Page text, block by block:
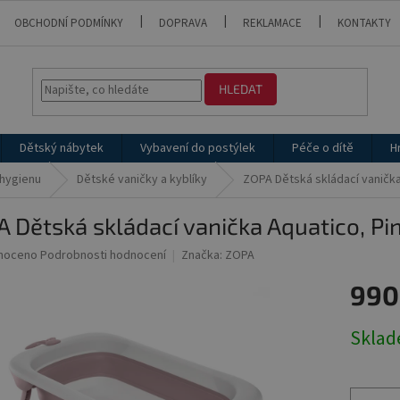
OBCHODNÍ PODMÍNKY DOPRAVA REKLAMACE KONTAKTY
HLEDAT
Dětský nábytek Vybavení do postýlek Péče o dítě
Dětské vaničky a kyblíky ZOPA Dětská skládací
Dětská skládací vanička Aquatico,
Podrobnosti hodnocení Značka: ZOPA
cena: